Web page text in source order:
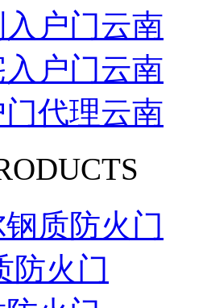
户门云南
户门云南
代理云南
质防火门
防火门